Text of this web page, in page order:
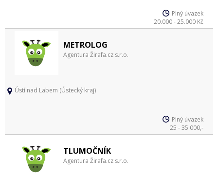
Plný úvazek
20.000 - 25.000 Kč
METROLOG
Agentura Žirafa.cz s.r.o.
Ústí nad Labem (Ústecký kraj)
Plný úvazek
25 - 35 000,-
TLUMOČNÍK
Agentura Žirafa.cz s.r.o.